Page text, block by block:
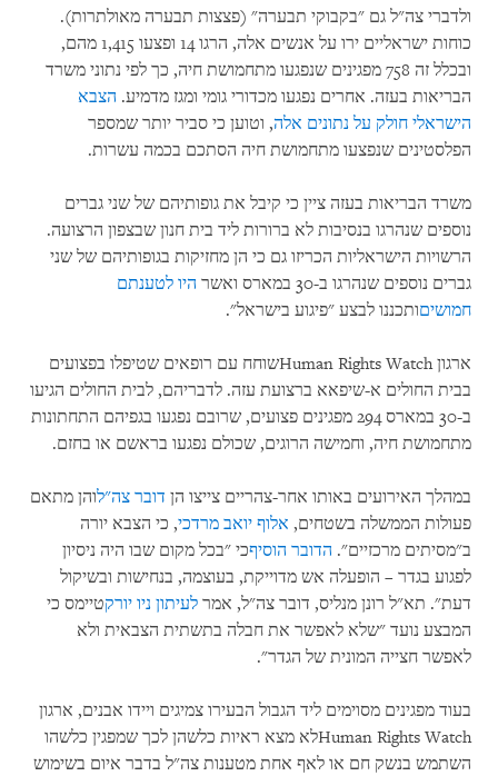
ולדברי צה"ל גם "בקבוקי תבערה" (פצצות תבערה מאולתרות).
כוחות ישראליים ירו על אנשים אלה, הרגו 14 ופצעו 1,415 מהם,
ובכלל זה 758 מפגינים שנפגעו מתחמושת חיה, כך לפי נתוני משרד
הבריאות בעזה. אחרים נפגעו מכדורי גומי ומגז מדמיע. הצבא
הישראלי חולק על נתונים אלה, וטוען כי סביר יותר שמספר
הפלסטינים שנפצעו מתחמושת חיה הסתכם בכמה עשרות.
משרד הבריאות בעזה ציין כי קיבל את גופותיהם של שני גברים
נוספים שנהרגו בנסיבות לא ברורות ליד בית חנון שבצפון הרצועה.
הרשויות הישראליות הכריזו גם כי הן מחזיקות בגופותיהם של שני
גברים נוספים שנהרגו ב-30 במארס ואשר
היו לטענתם
חמושיםותכננו לבצע "פיגוע בישראל".
ארגון Human Rights Watchשוחח עם רופאים שטיפלו בפצועים
בבית החולים א-שיפאא ברצועת עזה. לדבריהם, לבית החולים הגיעו
ב-30 במארס 294 מפגינים פצועים, שרובם נפגעו בגפיהם התחתונות
מתחמושת חיה, וחמישה הרוגים, שכולם נפגעו בראשם או בחזם.
במהלך האירועים באותו אחר-צהריים צייצו הן דובר צה"לוהן מתאם
פעולות הממשלה בשטחים, אלוף יואב מרדכי, כי הצבא יורה
ב"מסיתים מרכזיים". הדובר הוסיףכי "בכל מקום שבו היה ניסיון
לפגוע בגדר – הופעלה אש מדוייקת, בעוצמה, בנחישות ובשיקול
דעת". תא"ל רונן מנליס, דובר צה"ל, אמר לעיתון ניו יורקטיימס כי
המבצע נועד "שלא לאפשר את חבלה בתשתית הצבאית ולא
לאפשר חצייה המונית של הגדר".
בעוד מפגינים מסוימים ליד הגבול הבעירו צמיגים ויידו אבנים, ארגון
Human Rights Watchלא מצא ראיות כלשהן לכך שמפגין כלשהו
השתמש בנשק חם או לאף אחת מטענות צה"ל בדבר איום בשימוש